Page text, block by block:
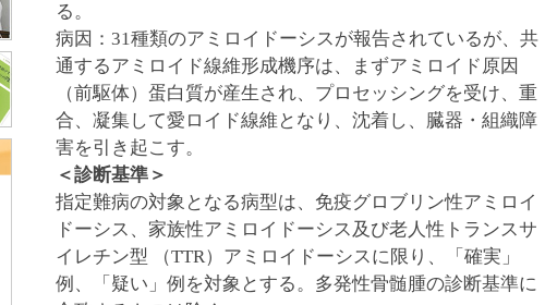
る。
病因：31種類のアミロイドーシスが報告されているが、共
通するアミロイド線維形成機序は、まずアミロイド原因
（前駆体）蛋白質が産生され、プロセッシングを受け、重
合、凝集して愛ロイド線維となり、沈着し、臓器・組織障
害を引き起こす。
＜診断基準＞
指定難病の対象となる病型は、免疫グロブリン性アミロイ
ドーシス、家族性アミロイドーシス及び老人性トランスサ
イレチン型 （TTR）アミロイドーシスに限り、「確実」
例、「疑い」例を対象とする。多発性骨髄腫の診断基準に